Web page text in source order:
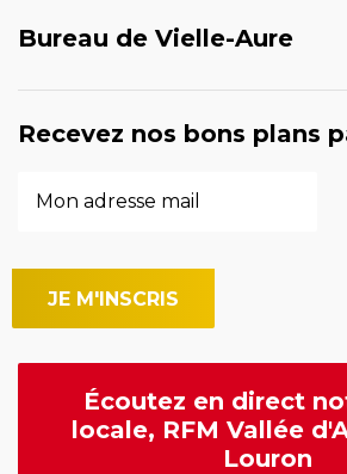
Bureau de Vielle-Aure
Recevez nos bons plans
Écoutez en direct
locale, RFM Vallée
Louron